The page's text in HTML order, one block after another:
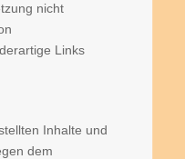
nicht
Links
Inhalte und
dem